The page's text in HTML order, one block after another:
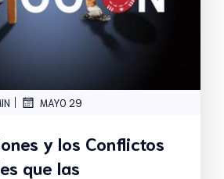
| MAYO 29
y los Conflictos
que las